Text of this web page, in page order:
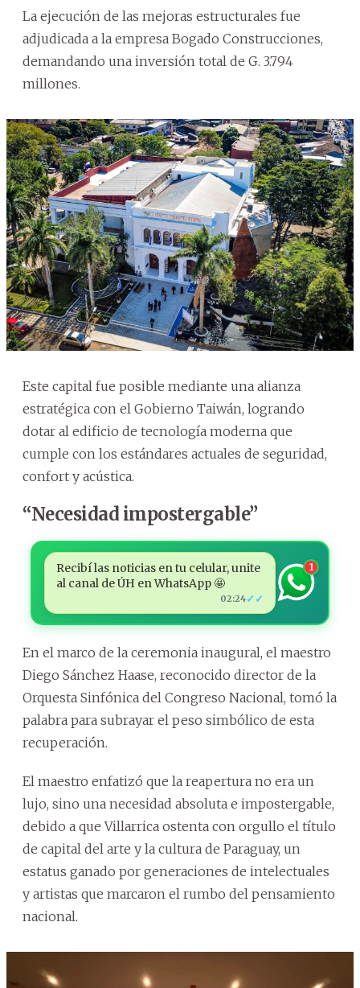
La ejecución de las mejoras estructurales fue
adjudicada a la empresa Bogado Construcciones,
demandando una inversión total de G. 3.794
millones.
Este capital fue posible mediante una alianza
estratégica con el Gobierno Taiwán, logrando
dotar al edificio de tecnología moderna que
cumple con los estándares actuales de seguridad,
confort y acústica.
“Necesidad impostergable”
Recibí las noticias en tu celular, unite
al canal de ÚH en WhatsApp 🤩
02:24✓✓
1
En el marco de la ceremonia inaugural, el maestro
Diego Sánchez Haase, reconocido director de la
Orquesta Sinfónica del Congreso Nacional, tomó la
palabra para subrayar el peso simbólico de esta
recuperación.
El maestro enfatizó que la reapertura no era un
lujo, sino una necesidad absoluta e impostergable,
debido a que Villarrica ostenta con orgullo el título
de capital del arte y la cultura de Paraguay, un
estatus ganado por generaciones de intelectuales
y artistas que marcaron el rumbo del pensamiento
nacional.